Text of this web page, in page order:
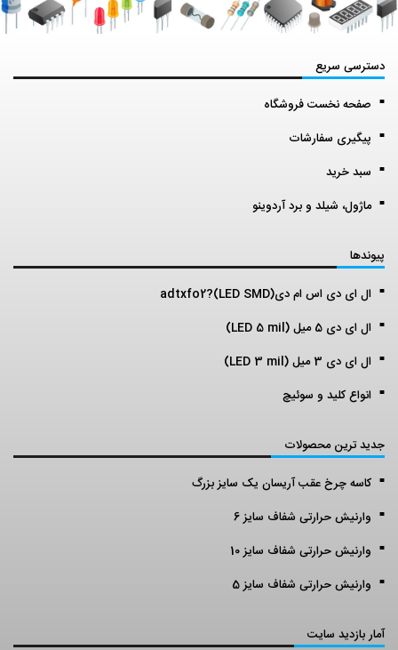
دسترسی سریع
صفحه نخست فروشگاه
پیگیری سفارشات
سبد خرید
ماژول، شیلد و برد آردوینو
پیوندها
ال ای دی اس ام دی(LED SMD)?adtxfo2
ال ای دی 5 میل (LED 5 mil)
ال ای دی 3 میل (LED 3 mil)
انواع کلید و سوئیچ
جدید ترین محصولات
کاسه چرخ عقب آریسان یک سایز بزرگ
وارنیش حرارتی شفاف سایز 6
وارنیش حرارتی شفاف سایز 10
وارنیش حرارتی شفاف سایز 5
آمار بازدید سایت